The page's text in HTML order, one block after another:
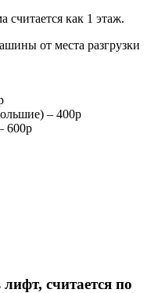
считается как 1 этаж.
от места разгрузки
– 400р
600р
считается по